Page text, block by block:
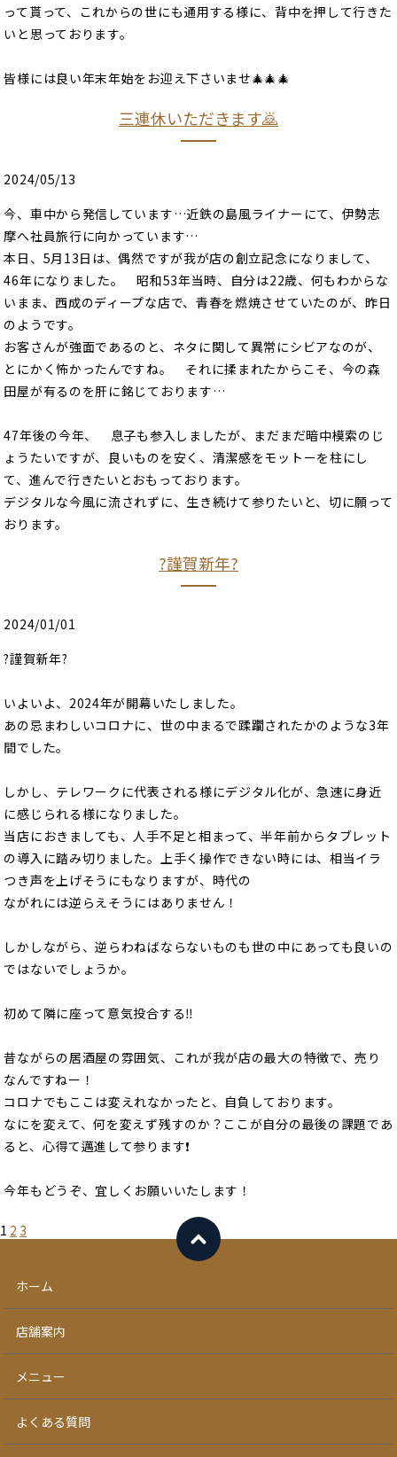
って貰って、これからの世にも通用する様に、背中を押して行きた
いと思っております。
皆様には良い年末年始をお迎え下さいませ🎄🎄🎄
三連休いただきます🙇
2024/05/13
今、車中から発信しています…近鉄の島風ライナーにて、伊勢志
摩へ社員旅行に向かっています…
本日、5月13日は、偶然ですが我が店の創立記念になりまして、
46年になりました。 昭和53年当時、自分は22歳、何もわからな
いまま、西成のディープな店で、青春を燃焼させていたのが、昨日
のようです。
お客さんが強面であるのと、ネタに関して異常にシビアなのが、
とにかく怖かったんですね。 それに揉まれたからこそ、今の森
田屋が有るのを肝に銘じております…
47年後の今年、 息子も参入しましたが、まだまだ暗中模索のじ
ょうたいですが、良いものを安く、清潔感をモットーを柱にし
て、進んで行きたいとおもっております。
デジタルな今風に流されずに、生き続けて参りたいと、切に願って
おります。
?謹賀新年?
2024/01/01
?謹賀新年?
いよいよ、2024年が開幕いたしました。
あの忌まわしいコロナに、世の中まるで蹂躙されたかのような3年
間でした。
しかし、テレワークに代表される様にデジタル化が、急速に身近
に感じられる様になりました。
当店におきましても、人手不足と相まって、半年前からタブレット
の導入に踏み切りました。上手く操作できない時には、相当イラ
つき声を上げそうにもなりますが、時代の
ながれには逆らえそうにはありません！
しかしながら、逆らわねばならないものも世の中にあっても良いの
ではないでしょうか。
初めて隣に座って意気投合する‼️
昔ながらの居酒屋の雰囲気、これが我が店の最大の特徴で、売り
なんですねー！
コロナでもここは変えれなかったと、自負しております。
なにを変えて、何を変えず残すのか？ここが自分の最後の課題であ
ると、心得て邁進して参ります❗️
今年もどうぞ、宜しくお願いいたします！
1 2 3
ホーム
店舗案内
メニュー
よくある質問